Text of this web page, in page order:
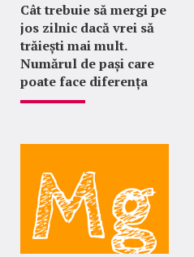
Cât trebuie să mergi pe
jos zilnic dacă vrei să
trăiești mai mult.
Numărul de pași care
poate face diferența